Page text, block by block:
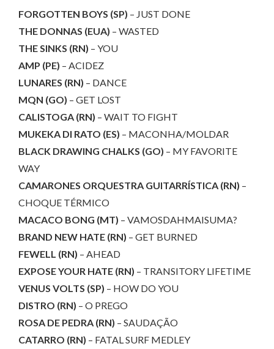
FORGOTTEN BOYS (SP) – JUST DONE
THE DONNAS (EUA) – WASTED
THE SINKS (RN) – YOU
AMP (PE) – ACIDEZ
LUNARES (RN) – DANCE
MQN (GO) – GET LOST
CALISTOGA (RN) – WAIT TO FIGHT
MUKEKA DI RATO (ES) – MACONHA/MOLDAR
BLACK DRAWING CHALKS (GO) – MY FAVORITE
WAY
CAMARONES ORQUESTRA GUITARRÍSTICA (RN) –
CHOQUE TÉRMICO
MACACO BONG (MT) – VAMOSDAHMAISUMA?
BRAND NEW HATE (RN) – GET BURNED
FEWELL (RN) – AHEAD
EXPOSE YOUR HATE (RN) – TRANSITORY LIFETIME
VENUS VOLTS (SP) – HOW DO YOU
DISTRO (RN) – O PREGO
ROSA DE PEDRA (RN) – SAUDAÇÃO
CATARRO (RN) – FATAL SURF MEDLEY